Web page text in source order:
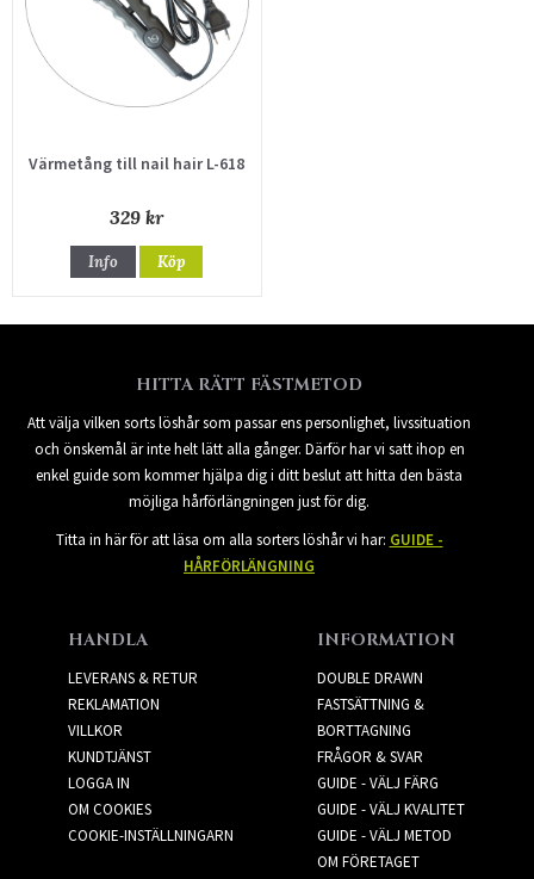
Värmetång till nail hair L-618
329 kr
Info Köp
HITTA RÄTT FÄSTMETOD
Att välja vilken sorts löshår som passar ens personlighet, livssituation
och önskemål är inte helt lätt alla gånger. Därför har vi satt ihop en
enkel guide som kommer hjälpa dig i ditt beslut att hitta den bästa
möjliga hårförlängningen just för dig.
Titta in här för att läsa om alla sorters löshår vi har: GUIDE -
HÅRFÖRLÄNGNING
HANDLA
LEVERANS & RETUR
REKLAMATION
VILLKOR
KUNDTJÄNST
LOGGA IN
OM COOKIES
COOKIE-INSTÄLLNINGARN
INFORMATION
DOUBLE DRAWN
FASTSÄTTNING &
BORTTAGNING
FRÅGOR & SVAR
GUIDE - VÄLJ FÄRG
GUIDE - VÄLJ KVALITET
GUIDE - VÄLJ METOD
OM FÖRETAGET